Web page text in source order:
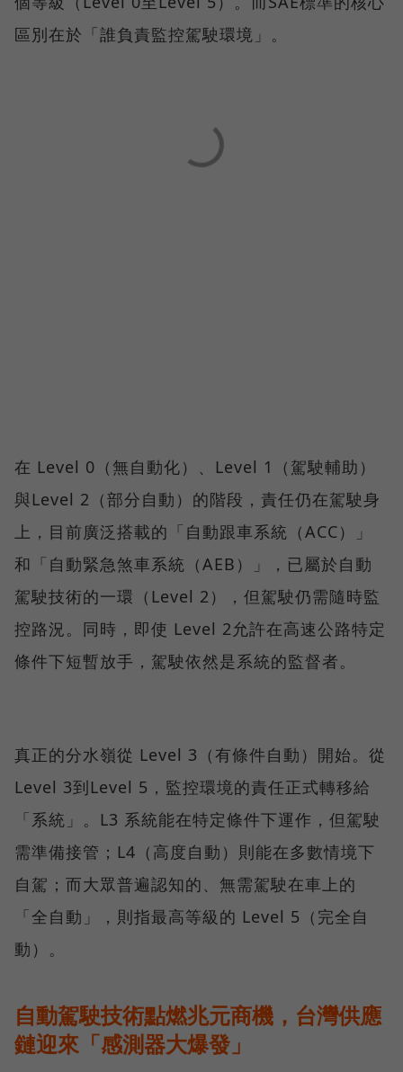
區別在於「誰負責監控駕駛環境」。
在 Level 0（無自動化）、Level 1（駕駛輔助）
與Level 2（部分自動）的階段，責任仍在駕駛身
上，目前廣泛搭載的「自動跟車系統（ACC）」
和「自動緊急煞車系統（AEB）」，已屬於自動
駕駛技術的一環（Level 2），但駕駛仍需隨時監
控路況。同時，即使 Level 2允許在高速公路特定
條件下短暫放手，駕駛依然是系統的監督者。
真正的分水嶺從 Level 3（有條件自動）開始。從
Level 3到Level 5，監控環境的責任正式轉移給
「系統」。L3 系統能在特定條件下運作，但駕駛
需準備接管；L4（高度自動）則能在多數情境下
自駕；而大眾普遍認知的、無需駕駛在車上的
「全自動」，則指最高等級的 Level 5（完全自
動）。
自動駕駛技術點燃兆元商機，台灣供應
鏈迎來「感測器大爆發」